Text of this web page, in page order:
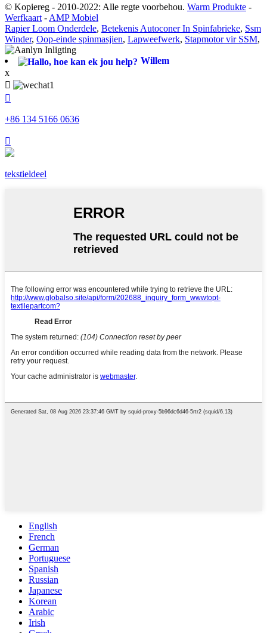
© Kopiereg - 2010-2022: Alle regte voorbehou. Warm Produkte -
Werfkaart-AMP Mobiel
Rapier Loom Onderdele, Betekenis Autoconer In Spinfabrieke, Ssm
Winder, Oop-einde spinmasjien, Lapweefwerk, Stapmotor vir SSM,
Willem
x


+86 134 5166 0636

tekstieldeel
English
French
German
Portuguese
Spanish
Russian
Japanese
Korean
Arabic
Irish